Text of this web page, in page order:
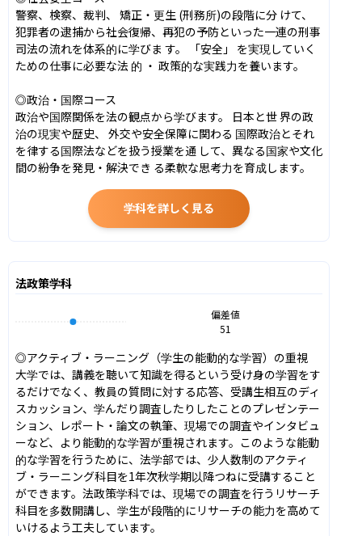
警察、検察、裁判、 矯正・更生 (刑務所)の段階に分 けて、
犯罪者の逮捕から社会復帰、再犯の予防といった一連の刑事
司法の流れを体系的に学びま す。 「安全」 を実現していく
ための仕事に必要な法 的 ・ 政策的な実践力を養います。
◎政治・国際コース
政治や国際関係を法の観点から学びます。 日本と世 界の政
治の現実や歴史、 外交や安全保障に関わる 国際政治とそれ
を律する国際法などを扱う授業を通 して、異なる国家や文化
間の紛争を発見・解決でき る柔軟な思考力を育成します。
学科を詳しく見る
法政策学科
偏差値
51
◎アクティブ・ラーニング（学生の能動的な学習）の重視
大学では、講義を聴いて知識を得るという受け身の学習をす
るだけでなく、教員の質問に対する応答、受講生相互のディ
スカッション、学んだり調査したりしたことのプレゼンテー
ション、レポート・論文の執筆、現場での調査やインタビュ
ーなど、より能動的な学習が重視されます。このような能動
的な学習を行うために、法学部では、少人数制のアクティ
ブ・ラーニング科目を1年次秋学期以降つねに受講すること
ができます。法政策学科では、現場での調査を行うリサーチ
科目を多数開講し、学生が段階的にリサーチの能力を高めて
いけるよう工夫しています。